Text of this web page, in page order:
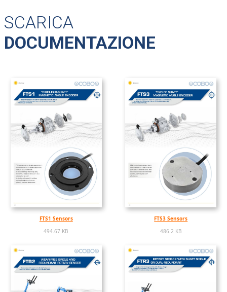
SCARICA
DOCUMENTAZIONE
FTS1 Sensors
494.67 KB
FTS3 Sensors
486.2 KB